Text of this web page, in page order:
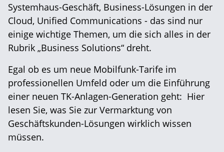
Systemhaus-Geschäft, Business-Lösungen in der
Cloud, Unified Communications - das sind nur
einige wichtige Themen, um die sich alles in der
Rubrik „Business Solutions“ dreht.
Egal ob es um neue Mobilfunk-Tarife im
professionellen Umfeld oder um die Einführung
einer neuen TK-Anlagen-Generation geht: Hier
lesen Sie, was Sie zur Vermarktung von
Geschäftskunden-Lösungen wirklich wissen
müssen.